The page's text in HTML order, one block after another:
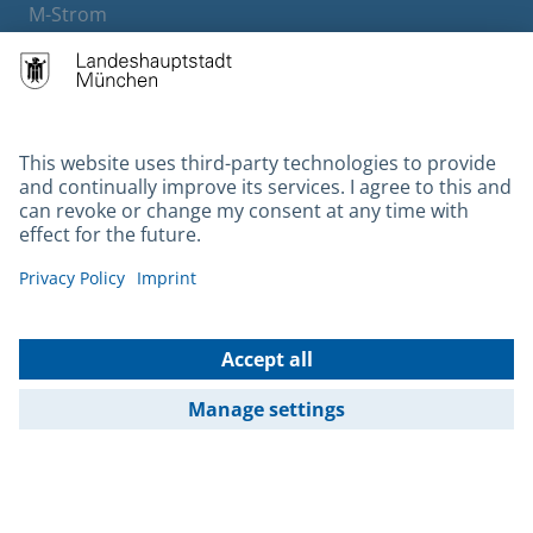
M-Strom
Hotels
Contact
Barrierefreiheit
Leichte Sprache
Gebärdensprache
Kontakt